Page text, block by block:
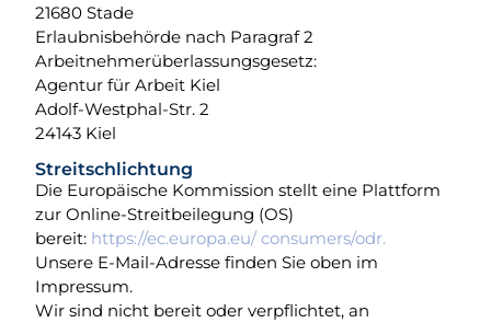
21680 Stade
Erlaubnisbehörde nach Paragraf 2
Arbeitnehmerüberlassungsgesetz:
Agentur für Arbeit Kiel
Adolf-Westphal-Str. 2
24143 Kiel
Streitschlichtung
Die Europäische Kommission stellt eine Plattform
zur Online-Streitbeilegung (OS)
bereit: https://ec.europa.eu/ consumers/odr.
Unsere E-Mail-Adresse finden Sie oben im
Impressum.
Wir sind nicht bereit oder verpflichtet, an